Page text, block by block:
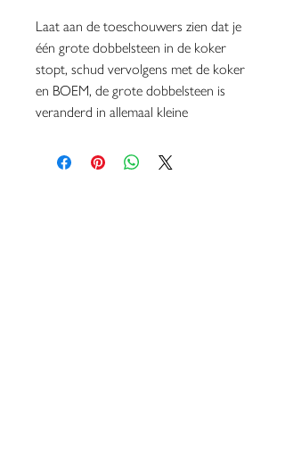
Laat aan de toeschouwers zien dat je
één grote dobbelsteen in de koker
stopt, schud vervolgens met de koker
en BOEM, de grote dobbelsteen is
veranderd in allemaal kleine